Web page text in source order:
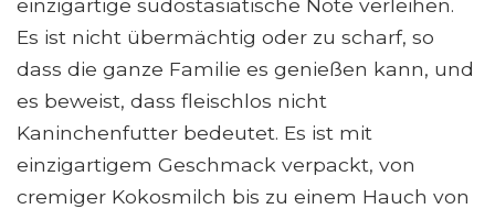
Es ist nicht übermächtig oder zu scharf, so
dass die ganze Familie es genießen kann, und
es beweist, dass fleischlos nicht
Kaninchenfutter bedeutet. Es ist mit
einzigartigem Geschmack verpackt, von
cremiger Kokosmilch bis zu einem Hauch von